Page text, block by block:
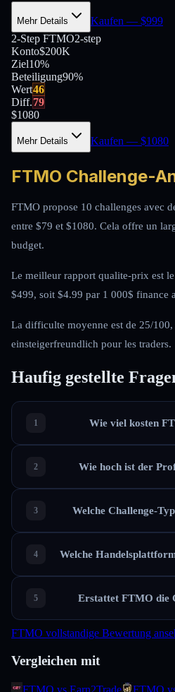
Mehr Details Kaufen — $999
2-Step FTMO2-step
Konto$200K
Ziel10%
Beteiligung90%
Wert46
Diff.79
$1080
Mehr Details Kaufen — $1080
FTMO Challenge-
FTMO propose 10 challenges avec
entre $79 et $1080. Cela offre un
budget.
Le meilleur rapport qualite-prix est
$499, soit $4.99 par 1 000$ finance
La difficulte moyenne est de 25/
einsteigerfreundlich pour les traders.
Haufig gestellte
Wie viel kosten
Wie hoch ist der
Welche Challenge-
Welche
Erstattet FTMO die
FTMO vollstandige Bewertung
Vergleichen mit
FTMO vs Earn2Trade FTMO